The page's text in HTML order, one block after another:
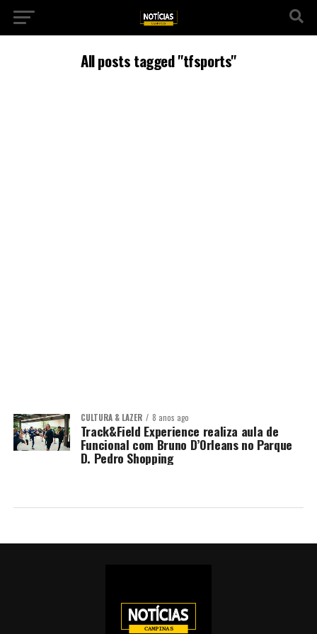
All posts tagged "tfsports"
CULTURA & LAZER 8 anos ago
Track&Field Experience realiza aula de
Funcional com Bruno D’Orleans no Parque
D. Pedro Shopping